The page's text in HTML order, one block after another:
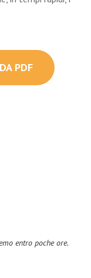
PDF
entro poche ore.